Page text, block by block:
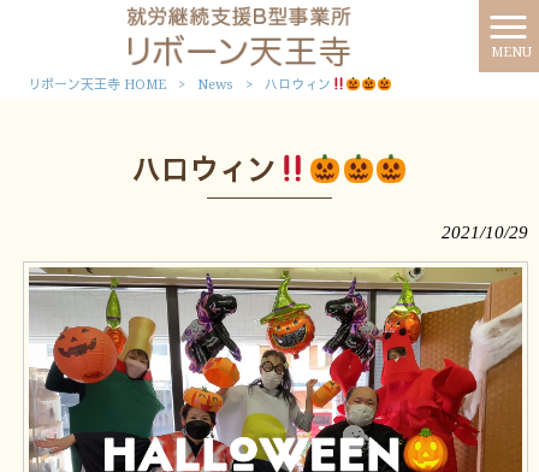
MENU
リボーン天王寺 HOME > News > ハロウィン
ハロウィン
2021/10/29